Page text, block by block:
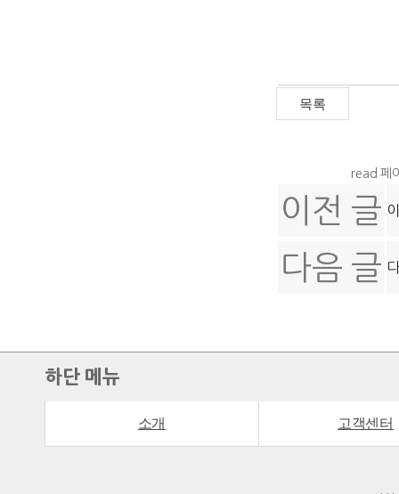
read 페
이전 글
다음 글
하단 메뉴
소개 고객센터